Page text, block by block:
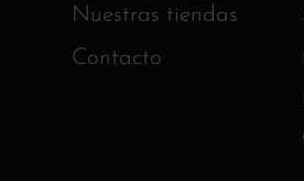
Nuestras tiendas
Contacto